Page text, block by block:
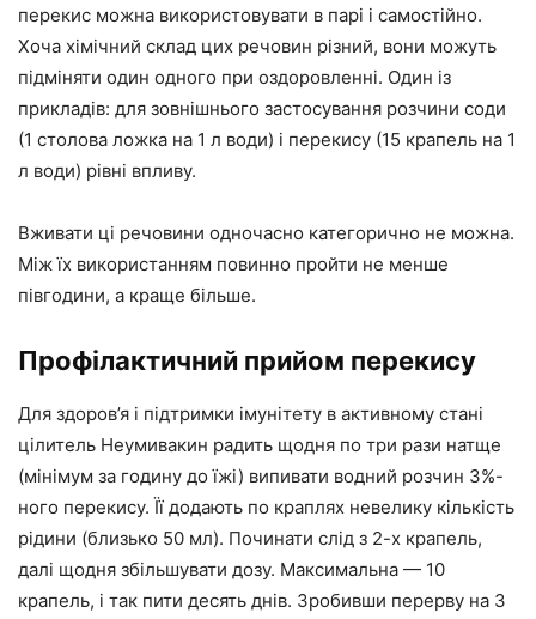
перекис можна використовувати в парі і самостійно.
Хоча хімічний склад цих речовин різний, вони можуть
підміняти один одного при оздоровленні. Один із
прикладів: для зовнішнього застосування розчини соди
(1 столова ложка на 1 л води) і перекису (15 крапель на 1
л води) рівні впливу.
Вживати ці речовини одночасно категорично не можна.
Між їх використанням повинно пройти не менше
півгодини, а краще більше.
Профілактичний прийом перекису
Для здоров’я і підтримки імунітету в активному стані
цілитель Неумивакин радить щодня по три рази натще
(мінімум за годину до їжі) випивати водний розчин 3%-
ного перекису. Її додають по краплях невелику кількість
рідини (близько 50 мл). Починати слід з 2-х крапель,
далі щодня збільшувати дозу. Максимальна — 10
крапель, і так пити десять днів. Зробивши перерву на 3